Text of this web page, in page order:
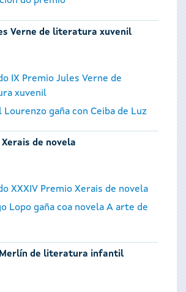
Verne de literatura xuvenil
IX Premio Jules Verne de
xuvenil
Lourenzo gaña con Ceiba de Luz
Xerais de novela
XXXIV Premio Xerais de novela
Lopo gaña coa novela A arte de
Merlín de literatura infantil